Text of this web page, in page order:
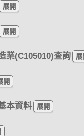
業(C105010)查詢
本資料